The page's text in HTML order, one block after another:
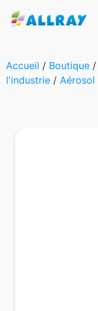
Accueil / Boutique /
l'industrie / Aérosol